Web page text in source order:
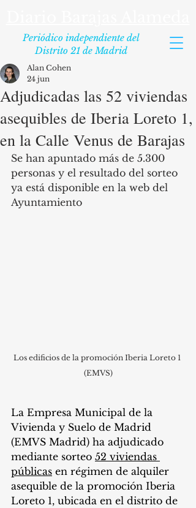
Periódico independiente del
Distrito 21 de Madrid
Adjudicadas las 52 viviendas
asequibles de Iberia Loreto 1,
en la Calle Venus de Barajas
Alan Cohen
24 jun
Se han apuntado más de 5.300
personas y el resultado del sorteo
ya está disponible en la web del
Ayuntamiento
Los edificios de la promoción Iberia Loreto 1
(EMVS)
La Empresa Municipal de la
Vivienda y Suelo de Madrid
(EMVS Madrid) ha adjudicado
mediante sorteo 52 viviendas
públicas en régimen de alquiler
asequible de la promoción Iberia
Loreto 1, ubicada en el distrito de